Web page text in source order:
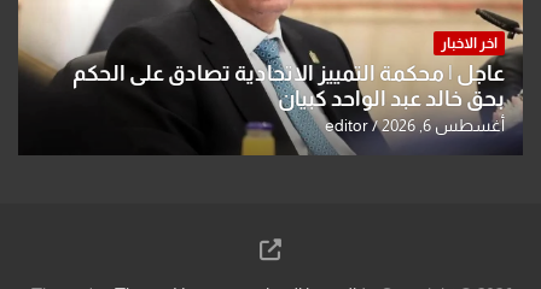
اخر الاخبار
عاجل | محكمة التمييز الاتحادية تصادق على الحكم
بحق خالد عبد الواحد كبيان
أغسطس 6, 2026 editor